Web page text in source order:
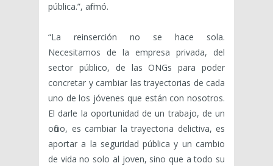
pública.”, afirmó.
“La reinserción no se hace sola.
Necesitamos de la empresa privada, del
sector público, de las ONGs para poder
concretar y cambiar las trayectorias de cada
uno de los jóvenes que están con nosotros.
El darle la oportunidad de un trabajo, de un
oficio, es cambiar la trayectoria delictiva, es
aportar a la seguridad pública y un cambio
de vida no solo al joven, sino que a todo su